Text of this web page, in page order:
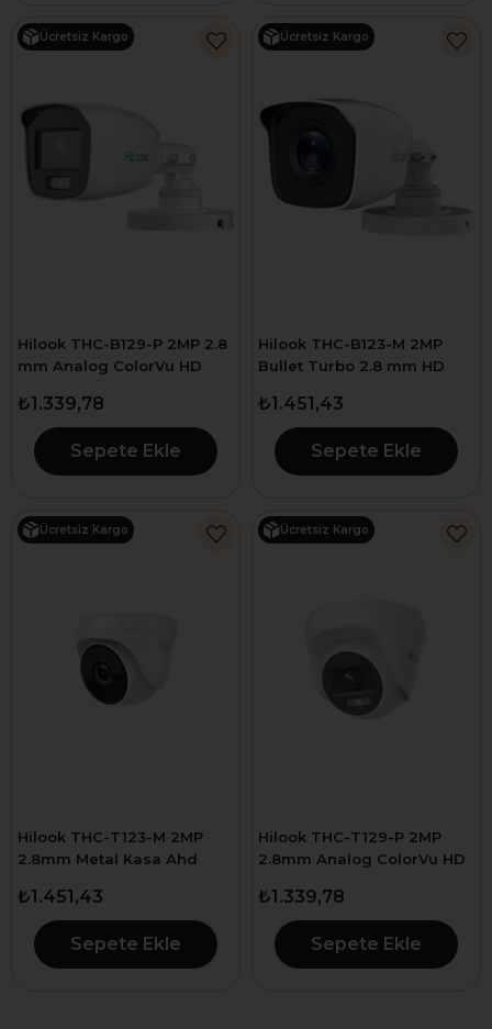
Hilook THC-B129-P 2MP 2.8
mm Analog ColorVu HD
₺1.339,78
Sepete Ekle
Ücretsiz Kargo
Hilook THC-B123-M 2MP
Bullet Turbo 2.8 mm HD
Kasa
₺1.451,43
Sepete Ekle
Ücretsiz Kargo
Hilook THC-T123-M 2MP
2.8mm Metal Kasa Ahd
₺1.451,43
Sepete Ekle
Ücretsiz Kargo
Hilook THC-T129-P 2MP
2.8mm Analog ColorVu HD
₺1.339,78
Sepete Ekle
Ücretsiz Kargo